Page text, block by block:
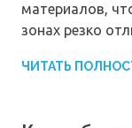
материалов,
зонах резко
ЧИТАТЬ